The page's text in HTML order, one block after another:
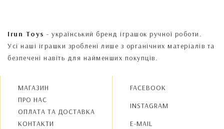
Irun Toys - український бренд іграшок ручної роботи.
Усі наші іграшки зроблені лише з органічних матеріалів та
безпечені навіть для найменших покупців.
МАГАЗИН
ПРО НАС
OПЛАТА ТА ДОСТАВКА
КОНТАКТИ
FACEBOOK
INSTAGRAM
E-MAIL